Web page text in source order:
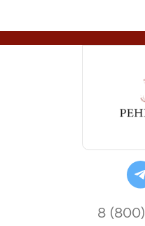
8 (800)